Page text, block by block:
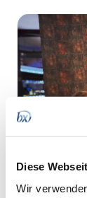
Diese
Wir